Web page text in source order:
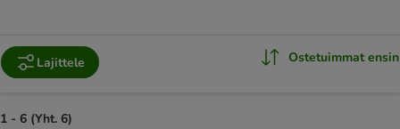
Lajittele Ostetuimmat ensin
1 - 6 (Yht. 6)